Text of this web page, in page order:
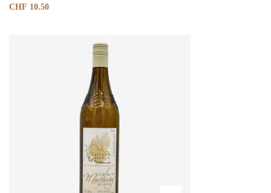
CHF 10.50